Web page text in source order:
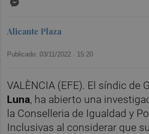
Alicante Plaza
Publicado: 03/11/2022 · 15:20
VALÈNCIA (EFE). El síndic de
Luna, ha abierto una
la Conselleria de Igualdad y
Inclusivas al considerar que